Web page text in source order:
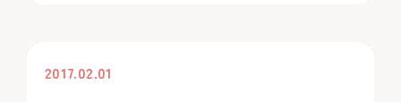
2017.02.01